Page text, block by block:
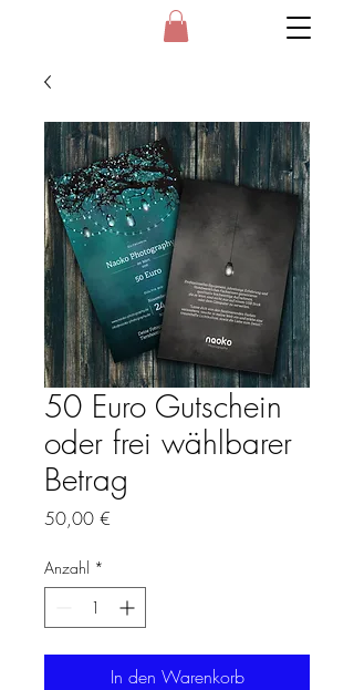
50 Euro Gutschein
oder frei wählbarer
Betrag
50,00 €
Anzahl *
In den Warenkorb